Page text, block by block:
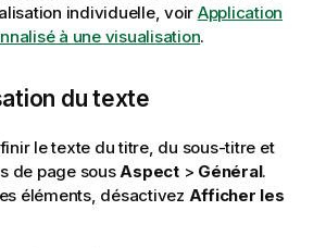
individuelle, voir Application
à une visualisation.
du texte
le texte du titre, du sous-titre et
de page sous Aspect> Général.
éléments, désactivez Afficher les